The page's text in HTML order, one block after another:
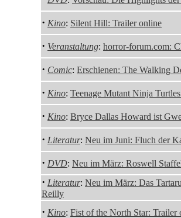
· Kino: Silent Hill: Trailer online
· Veranstaltung: horror-forum.com:
· Comic: Erschienen: The Walking
· Kino: Teenage Mutant Ninja
· Kino: Bryce Dallas Howard ist
· Literatur: Neu im Juni: Fluch der
· DVD: Neu im März: Roswell
· Literatur: Neu im März: Das
Reilly
· Kino: Fist of the North Star: Trailer